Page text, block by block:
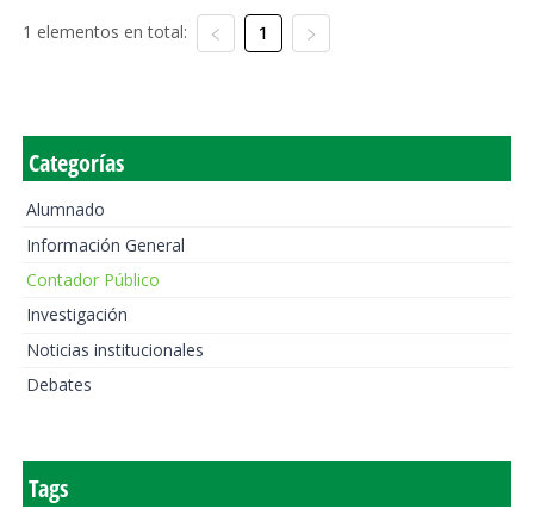
1 elementos en total: 1
Categorías
Alumnado
Información General
Contador Público
Investigación
Noticias institucionales
Debates
Tags